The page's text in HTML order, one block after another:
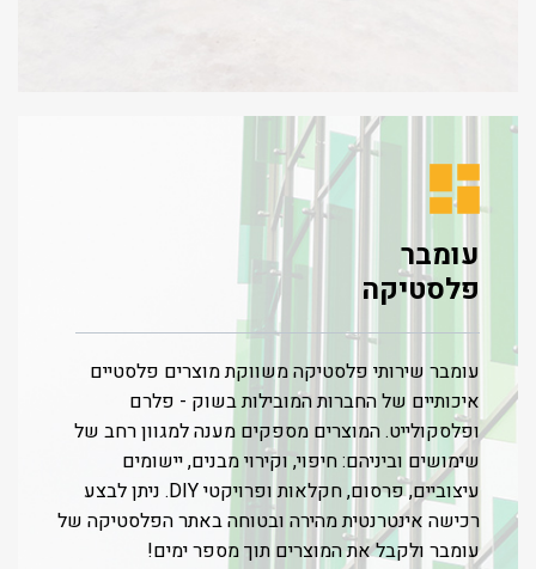
עומבר
פלסטיקה
עומבר שירותי פלסטיקה משווקת מוצרים פלסטיים
איכותיים של החברות המובילות בשוק - פלרם
ופלסקולייט. המוצרים מספקים מענה למגוון רחב של
שימושים וביניהם: חיפוי, וקירוי מבנים, יישומים
עיצוביים, פרסום, חקלאות ופרויקטי DIY. ניתן לבצע
רכישה אינטרנטית מהירה ובטוחה באתר הפלסטיקה של
עומבר ולקבל את המוצרים תוך מספר ימים!